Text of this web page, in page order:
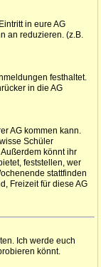
in eure AG
an reduzieren. (z.B.
festhaltet.
in die AG
AG kommen kann.
Schüler
könnt ihr
feststellen, wer
stattfinden
Freizeit für diese AG
Ich werde euch
könnt.